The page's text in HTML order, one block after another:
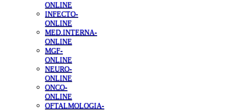
ONLINE
INFECTO-
ONLINE
MED.INTERNA-
ONLINE
MGF-
ONLINE
NEURO-
ONLINE
ONCO-
ONLINE
OFTALMOLOGIA-